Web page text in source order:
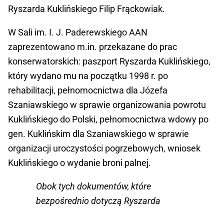
Ryszarda Kuklińskiego Filip Frąckowiak.
W Sali im. I. J. Paderewskiego AAN
zaprezentowano m.in. przekazane do prac
konserwatorskich: paszport Ryszarda Kuklińskiego,
który wydano mu na początku 1998 r. po
rehabilitacji, pełnomocnictwa dla Józefa
Szaniawskiego w sprawie organizowania powrotu
Kuklińskiego do Polski, pełnomocnictwa wdowy po
gen. Kuklińskim dla Szaniawskiego w sprawie
organizacji uroczystości pogrzebowych, wniosek
Kuklińskiego o wydanie broni palnej.
Obok tych dokumentów, które
bezpośrednio dotyczą Ryszarda